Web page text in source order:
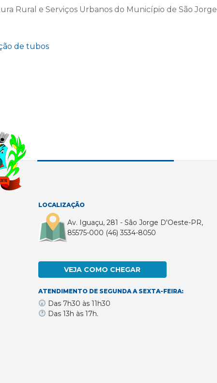
Rural e Serviços Urbanos do Município de São Jorge
de tubos
LOCALIZAÇÃO
Av. Iguaçu, 281 - São Jorge D'Oeste-PR,
85575-000 (46) 3534-8050
VEJA COMO CHEGAR
ATENDIMENTO DE SEGUNDA A SEXTA-FEIRA:
Das 7h30 às 11h30
Das 13h às 17h.